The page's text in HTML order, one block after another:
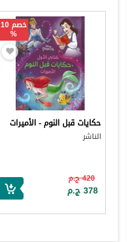
خصم 10
%
حكايات قبل النوم - الأميرات
الناشر
420 ج.م
378 ج.م